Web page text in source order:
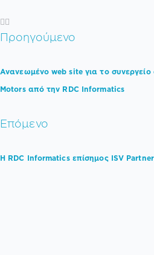
Προηγούμενο
Ανανεωμένο web site για το
Motors από την RDC Informatics
Επόμενο
Η RDC Informatics επίσημος ISV